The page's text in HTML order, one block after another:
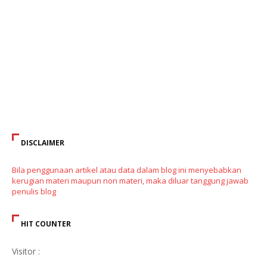
DISCLAIMER
Bila penggunaan artikel atau data dalam blog ini menyebabkan
kerugian materi maupun non materi, maka diluar tanggung jawab
penulis blog
HIT COUNTER
Visitor :